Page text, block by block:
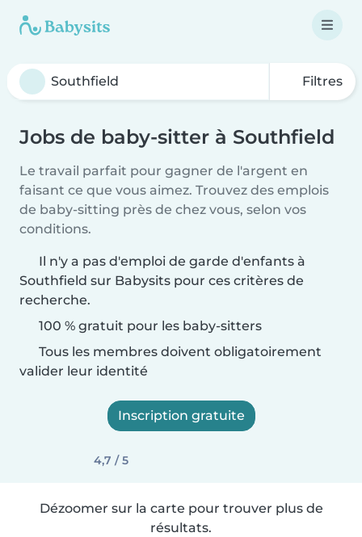
Filtres
Jobs de baby-sitter à Southfield
Le travail parfait pour gagner de l'argent en
faisant ce que vous aimez. Trouvez des emplois
de baby-sitting près de chez vous, selon vos
conditions.
Il n'y a pas d'emploi de garde d'enfants à
Southfield sur Babysits pour ces critères de
recherche.
100 % gratuit pour les baby-sitters
Tous les membres doivent obligatoirement
valider leur identité
Inscription gratuite
4,7 / 5
Dézoomer sur la carte pour trouver plus de
résultats.